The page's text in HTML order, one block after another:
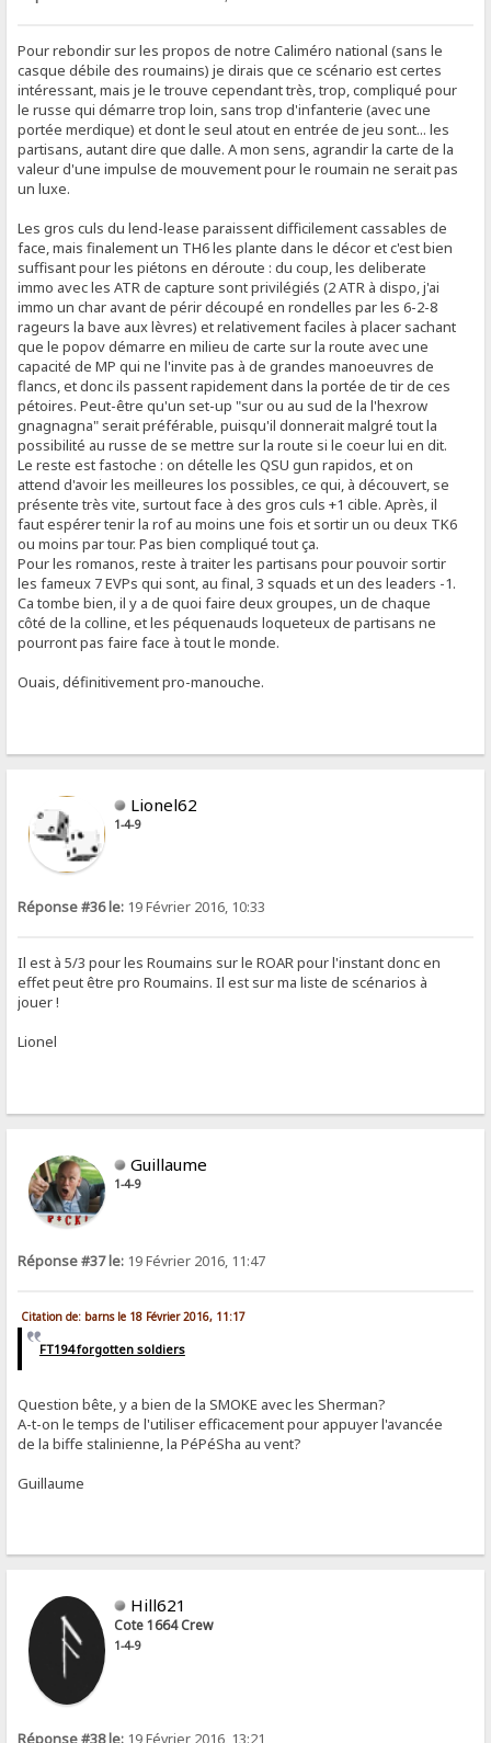
Pour rebondir sur les propos de notre Caliméro national (sans le
casque débile des roumains) je dirais que ce scénario est certes
intéressant, mais je le trouve cependant très, trop, compliqué pour
le russe qui démarre trop loin, sans trop d'infanterie (avec une
portée merdique) et dont le seul atout en entrée de jeu sont... les
partisans, autant dire que dalle. A mon sens, agrandir la carte de la
valeur d'une impulse de mouvement pour le roumain ne serait pas
un luxe.
Les gros culs du lend-lease paraissent difficilement cassables de
face, mais finalement un TH6 les plante dans le décor et c'est bien
suffisant pour les piétons en déroute : du coup, les deliberate
immo avec les ATR de capture sont privilégiés (2 ATR à dispo, j'ai
immo un char avant de périr découpé en rondelles par les 6-2-8
rageurs la bave aux lèvres) et relativement faciles à placer sachant
que le popov démarre en milieu de carte sur la route avec une
capacité de MP qui ne l'invite pas à de grandes manoeuvres de
flancs, et donc ils passent rapidement dans la portée de tir de ces
pétoires. Peut-être qu'un set-up "sur ou au sud de la l'hexrow
gnagnagna" serait préférable, puisqu'il donnerait malgré tout la
possibilité au russe de se mettre sur la route si le coeur lui en dit.
Le reste est fastoche : on dételle les QSU gun rapidos, et on
attend d'avoir les meilleures los possibles, ce qui, à découvert, se
présente très vite, surtout face à des gros culs +1 cible. Après, il
faut espérer tenir la rof au moins une fois et sortir un ou deux TK6
ou moins par tour. Pas bien compliqué tout ça.
Pour les romanos, reste à traiter les partisans pour pouvoir sortir
les fameux 7 EVPs qui sont, au final, 3 squads et un des leaders -1.
Ca tombe bien, il y a de quoi faire deux groupes, un de chaque
côté de la colline, et les péquenauds loqueteux de partisans ne
pourront pas faire face à tout le monde.
Ouais, définitivement pro-manouche.
Lionel62
1-4-9
Réponse #36 le: 19 Février 2016, 10:33
Il est à 5/3 pour les Roumains sur le ROAR pour l'instant donc en
effet peut être pro Roumains. Il est sur ma liste de scénarios à
jouer !
Lionel
Guillaume
1-4-9
Réponse #37 le: 19 Février 2016, 11:47
Citation de: barns le 18 Février 2016, 11:17
FT194 forgotten soldiers
Question bête, y a bien de la SMOKE avec les Sherman?
A-t-on le temps de l'utiliser efficacement pour appuyer l'avancée
de la biffe stalinienne, la PéPéSha au vent?
Guillaume
Hill621
Cote 1664 Crew
1-4-9
Réponse #38 le: 19 Février 2016, 13:21